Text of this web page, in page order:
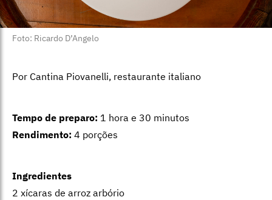
Foto: Ricardo D’Angelo
Por Cantina Piovanelli, restaurante italiano
Tempo de preparo: 1 hora e 30 minutos
Rendimento: 4 porções
Ingredientes
2 xícaras de arroz arbório